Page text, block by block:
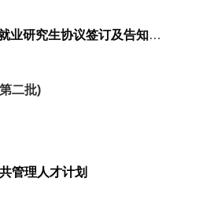
关于2025年复旦大学MPA拟录取社会考生的思政调查表回收、定向就业研究生协议签订及告知书发放说明
二批)
管理人才计划